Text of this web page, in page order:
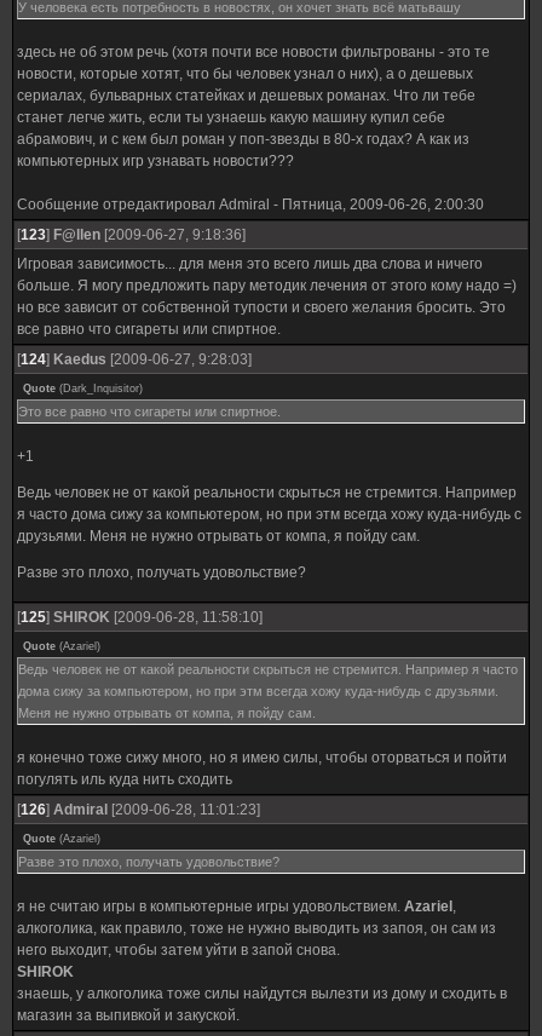
мире, а потом начинаешь мечтать о том как бы хорошо было бы жить в нём.
Появляется ощущение враждебности окружающего мира Постепенно в сознании
происходит перемена и ты уже не хочешь полностью возвращаться в
реальность.
Диссонанс между реальностью и виртуальнотью только сильнее заставляют
замкнуться в себе и даже могут дать хорошую почву для развития злой,
болезненной гордости (я не такой как вы...).
Скажу только что к насилию на экране привыкаешь быстро и хочется все
больше и реалистичнее...
Конечно, далеко не все подвержены такой сильной восприимчивости к
виртуальной реальности, но, по наблюдениям, таких людей вокруг все больше..
Индустрия компьютерных развлечений сейчас развивается безумно быстро, с
появлением онлайн игр количество вовлеченных возрасло на порядки и средний
возраст играющих уже далеко не 15 лет.
Что твое увлечение приняло совсем нездоровую форму можно смутно
догадываться, но куча друзей и знакомых, ведущих такой же образ жизни,
создают иллюзию нормальности твоего поведения. К тому же Вселенная
Warhammer 40000, собирает тысячи играющих людей, с которыми можно
создает еще одну иллюзию того, что теперь ты не одинок и вымышленный
продукт компании Games Workshop, созданный лишь ради прибыли,
превращается в настоящую Вселенную.
Задумайся, кто ты есть на самом деле…
У человека есть потребность в новостях, он хочет знать всё матьвашу
здесь не об этом речь (хотя почти все новости фильтрованы - это те
новости, которые хотят, что бы человек узнал о них), а о дешевых
сериалах, бульварных статейках и дешевых романах. Что ли тебе
станет легче жить, если ты узнаешь какую машину купил себе
абрамович, и с кем был роман у поп-звезды в 80-х годах? А как из
компьютерных игр узнавать новости???
Сообщение отредактировал Admiral - Пятница, 2009-06-26, 2:00:30
[123] F@llen [2009-06-27, 9:18:36]
Игровая зависимость... для меня это всего лишь два слова и ничего
больше. Я могу предложить пару методик лечения от этого кому надо =)
но все зависит от собственной тупости и своего желания бросить. Это
все равно что сигареты или спиртное.
[124] Kaedus [2009-06-27, 9:28:03]
Quote (Dark_Inquisitor)
Это все равно что сигареты или спиртное.
+1
Ведь человек не от какой реальности скрыться не стремится. Например
я часто дома сижу за компьютером, но при этм всегда хожу куда-нибудь с
друзьями. Меня не нужно отрывать от компа, я пойду сам.
Разве это плохо, получать удовольствие?
[125] SHIROK [2009-06-28, 11:58:10]
Quote (Azariel )
Ведь человек не от какой реальности скрыться не стремится. Например я часто
дома сижу за компьютером, но при этм всегда хожу куда-нибудь с друзьями.
Меня не нужно отрывать от компа, я пойду сам.
я конечно тоже сижу много, но я имею силы, чтобы оторваться и пойти
погулять иль куда нить сходить
[126] Admiral [2009-06-28, 11:01:23]
Quote (Azariel )
Разве это плохо, получать удовольствие?
я не считаю игры в компьютерные игры удовольствием. Azariel ,
алкоголика, как правило, тоже не нужно выводить из запоя, он сам из
него выходит, чтобы затем уйти в запой снова.
SHIROK
знаешь, у алкоголика тоже силы найдутся вылезти из дому и сходить в
магазин за выпивкой и закуской.